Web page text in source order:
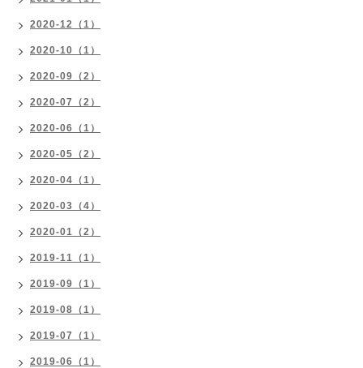
2020-12（1）
2020-10（1）
2020-09（2）
2020-07（2）
2020-06（1）
2020-05（2）
2020-04（1）
2020-03（4）
2020-01（2）
2019-11（1）
2019-09（1）
2019-08（1）
2019-07（1）
2019-06（1）